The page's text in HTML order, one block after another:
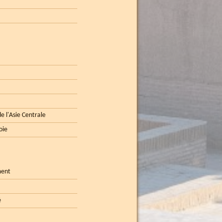
l'Asie Centrale